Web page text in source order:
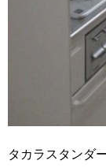
タカラスタンダ